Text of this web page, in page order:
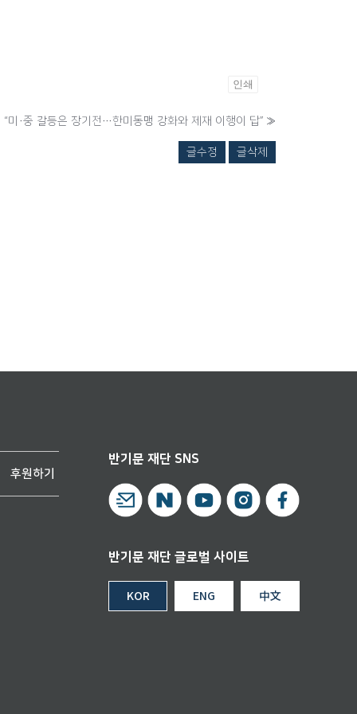
인쇄
“미·중 갈등은 장기전…한미동맹 강화와 제재 이행이 답” »
글수정 글삭제
후원하기
반기문 재단 SNS
반기문 재단 글로벌 사이트
KOR ENG 中文